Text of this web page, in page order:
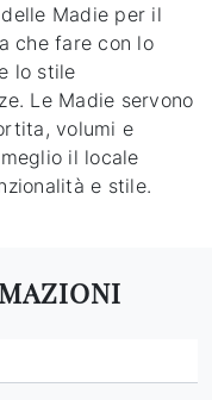
Madie per il
che fare con lo
lo stile
Le Madie servono
volumi e
il locale
e stile.